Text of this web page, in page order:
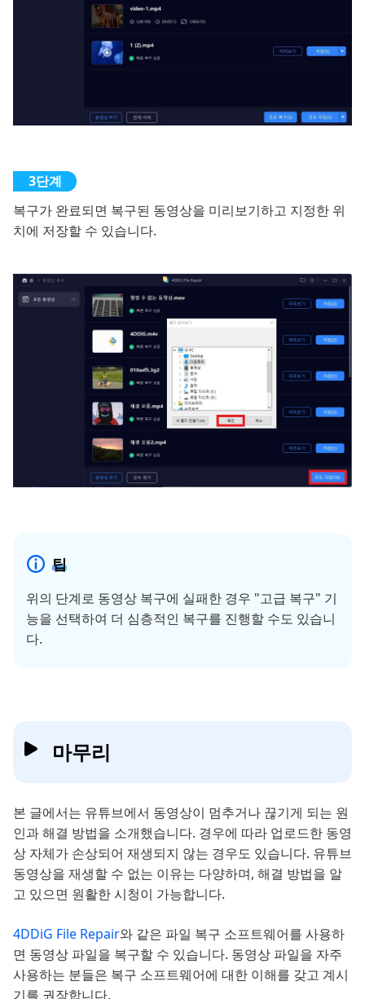
복구가 완료되면 복구된 동영상을 미리보기하고 지정한 위
치에 저장할 수 있습니다.
팁
위의 단계로 동영상 복구에 실패한 경우 "고급 복구" 기
능을 선택하여 더 심층적인 복구를 진행할 수도 있습니
다.
마무리
본 글에서는 유튜브에서 동영상이 멈추거나 끊기게 되는 원
인과 해결 방법을 소개했습니다. 경우에 따라 업로드한 동영
상 자체가 손상되어 재생되지 않는 경우도 있습니다. 유튜브
동영상을 재생할 수 없는 이유는 다양하며, 해결 방법을 알
고 있으면 원활한 시청이 가능합니다.
4DDiG File Repair와 같은 파일 복구 소프트웨어를 사용하
면 동영상 파일을 복구할 수 있습니다. 동영상 파일을 자주
사용하는 분들은 복구 소프트웨어에 대한 이해를 갖고 계시
기를 권장합니다.